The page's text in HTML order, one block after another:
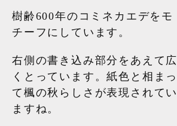
樹齢600年のコミネカエデをモ
チーフにしています。
右側の書き込み部分をあえて広
くとっています。紙色と相まっ
て楓の秋らしさが表現されてい
ますね。